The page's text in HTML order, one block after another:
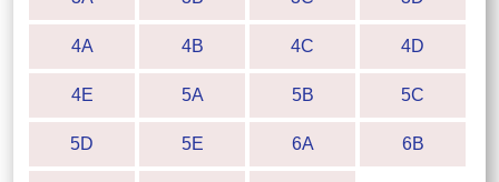
4A 4B 4C 4D
4E 5A 5B 5C
5D 5E 6A 6B